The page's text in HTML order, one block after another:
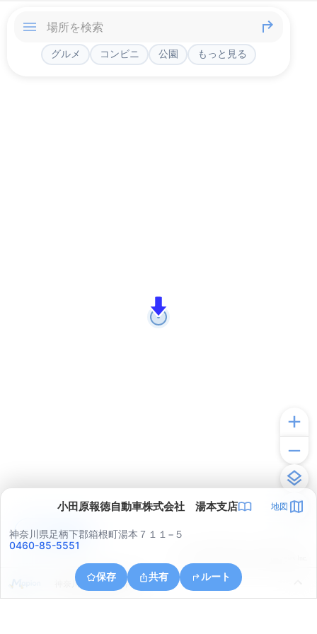
グルメ コンビニ 公園 もっと見る
小田原報徳自動車株式会社 湯本支店 地図
神奈川県足柄下郡箱根町湯本７１１−５
0460-85-5551
保存 共有 ルート
神奈川県小田原市早川
アプリで見る